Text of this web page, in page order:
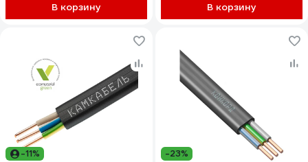
В корзину В корзину
-11% -23%